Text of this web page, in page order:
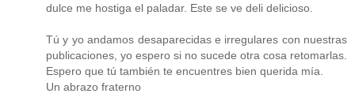
dulce me hostiga el paladar. Este se ve deli delicioso.
Tú y yo andamos desaparecidas e irregulares con nuestras
publicaciones, yo espero si no sucede otra cosa retomarlas.
Espero que tú también te encuentres bien querida mía.
Un abrazo fraterno